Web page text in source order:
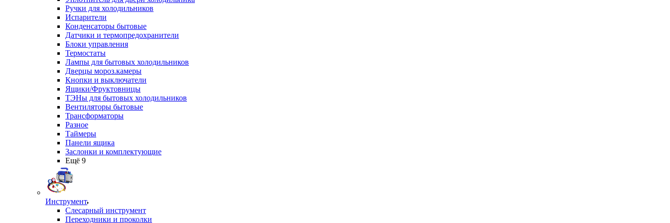
Ручки для холодильников
Испарители
Конденсаторы бытовые
Датчики и термопредохранители
Блоки управления
Термостаты
Лампы для бытовых холодильников
Дверцы мороз.камеры
Кнопки и выключатели
Ящики/Фруктовницы
ТЭНы для бытовых холодильников
Вентиляторы бытовые
Трансформаторы
Разное
Таймеры
Панели ящика
Заслонки и комплектующие
Ещё 9
Инструмент
Слесарный инструмент
Переходники и проколки